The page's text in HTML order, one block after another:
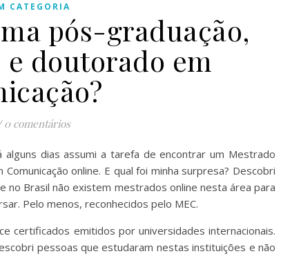
CATEGORIA
pós-graduação,
doutorado em
0 comentários
alguns dias assumi a tarefa de encontrar um Mestrado
Comunicação online. E qual foi minha surpresa? Descobri
no Brasil não existem mestrados online nesta área para
Pelo menos, reconhecidos pelo MEC.
certificados emitidos por universidades internacionais.
pessoas que estudaram nestas instituições e não